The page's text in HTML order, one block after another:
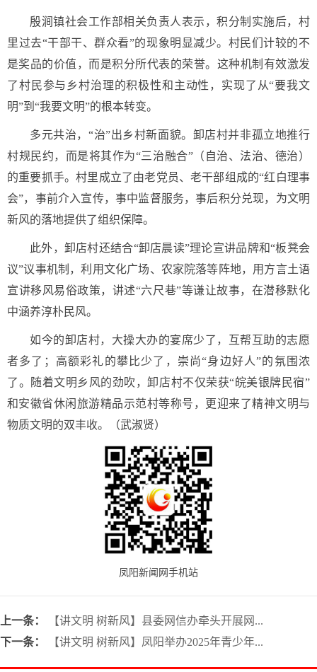
殷涧镇社会工作部相关负责人表示，积分制实施后，村
里过去“干部干、群众看”的现象明显减少。村民们计较的不
是奖品的价值，而是积分所代表的荣誉。这种机制有效激发
了村民参与乡村治理的积极性和主动性，实现了从“要我文
明”到“我要文明”的根本转变。
多元共治，“治”出乡村新面貌。卸店村并非孤立地推行
村规民约，而是将其作为“三治融合”（自治、法治、德治）
的重要抓手。村里成立了由老党员、老干部组成的“红白理事
会”，事前介入宣传，事中监督服务，事后积分兑现，为文明
新风的落地提供了组织保障。
此外，卸店村还结合“卸店晨读”理论宣讲品牌和“板凳会
议”议事机制，利用文化广场、农家院落等阵地，用方言土语
宣讲移风易俗政策，讲述“六尺巷”等谦让故事，在潜移默化
中涵养淳朴民风。
如今的卸店村，大操大办的宴席少了，互帮互助的志愿
者多了；高额彩礼的攀比少了，崇尚“身边好人”的氛围浓
了。随着文明乡风的劲吹，卸店村不仅荣获“皖美银牌民宿”
和安徽省休闲旅游精品示范村等称号，更迎来了精神文明与
物质文明的双丰收。（武淑贤）
凤阳新闻网手机站
上一条：
【讲文明 树新风】县委网信办牵头开展网...
下一条：
【讲文明 树新风】凤阳举办2025年青少年...